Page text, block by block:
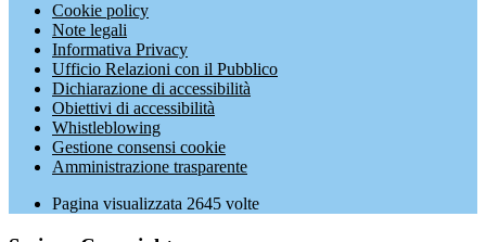
Cookie policy
Note legali
Informativa Privacy
Ufficio Relazioni con il Pubblico
Dichiarazione di accessibilità
Obiettivi di accessibilità
Whistleblowing
Gestione consensi cookie
Amministrazione trasparente
Pagina visualizzata 2645 volte